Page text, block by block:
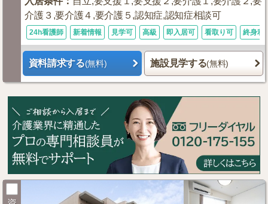
介護３,要介護４,要介護５,認知症,認知症相談可
24h看護師 新着情報 見学可 高級 即入居可 看取り可 終身利
資料請求する(無料) 施設見学する(無料)